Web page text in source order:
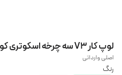
لوپ کار V3 سه چرخه اسکوتری کودک موزیکال
اصلی وارداتی
رنگ